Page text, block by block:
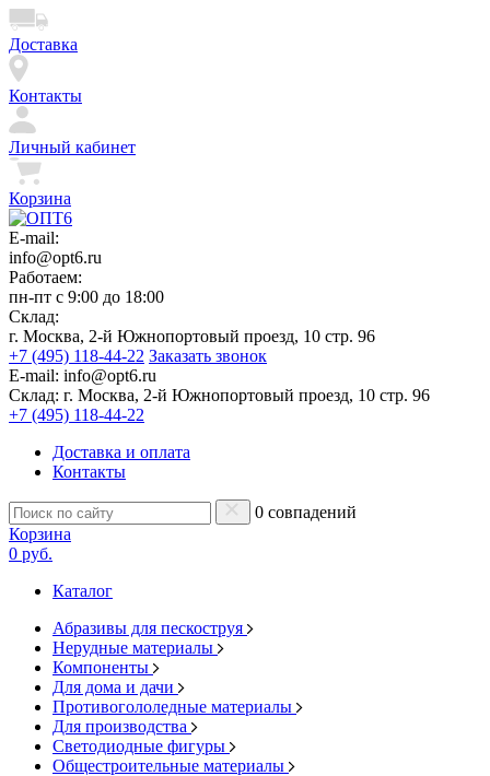
Доставка
Контакты
Личный кабинет
Корзина
E-mail:
info@opt6.ru
Работаем:
пн-пт с 9:00 до 18:00
Склад:
г. Москва, 2-й Южнопортовый проезд, 10 стр. 96
+7 (495) 118-44-22 Заказать звонок
E-mail: info@opt6.ru
Склад: г. Москва, 2-й Южнопортовый проезд, 10 стр. 96
+7 (495) 118-44-22
Доставка и оплата
Контакты
0 совпадений
Корзина
0 руб.
Каталог
Абразивы для пескоструя
Нерудные материалы
Компоненты
Для дома и дачи
Противогололедные материалы
Для производства
Светодиодные фигуры
Общестроительные материалы